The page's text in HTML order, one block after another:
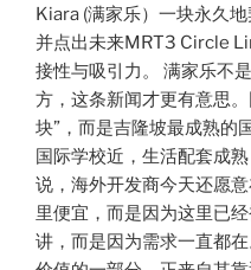
Kiara (满家乐）一块永久
并点出未来MRT3 Circle
接性与吸引力。 满家乐不
方，这条新闻才更有意思
块”，而是吉隆坡最成熟的
国际学校近，生活配套成
说，海外开发商今天还愿
里便宜，而是因为这里已
讲，而是因为需求一直都